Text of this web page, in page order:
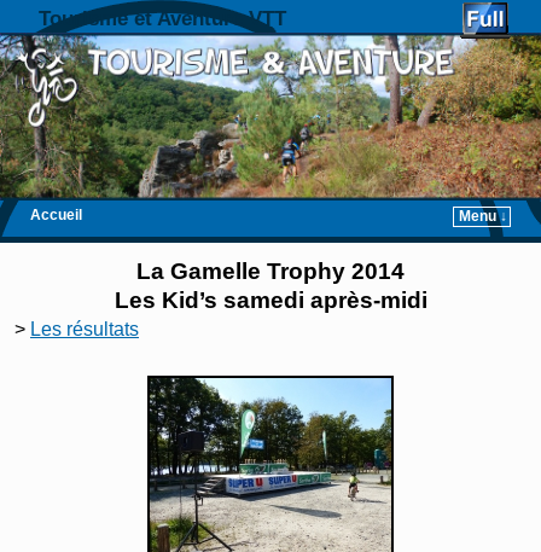
Tourisme et Aventure VTT
Accueil
Menu ↓
Skip to primary content
Aller au contenu secondaire
La Gamelle Trophy 2014
Les Kid’s samedi après-midi
> Les résultats